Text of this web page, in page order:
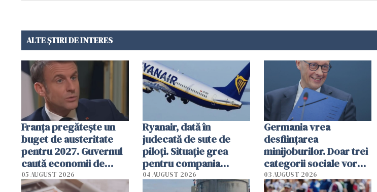
ALTE ȘTIRI DE INTERES
Franța pregătește un
buget de austeritate
pentru 2027. Guvernul
caută economii de
miliarde de euro
05 AUGUST 2026
Ryanair, dată în
judecată de sute de
piloți. Situație grea
pentru compania
aeriană
04 AUGUST 2026
Germania vrea
desființarea
minijoburilor. Doar trei
categorii sociale vor
mai putea să le
păstreze
03 AUGUST 2026